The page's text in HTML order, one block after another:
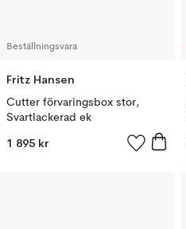
Beställningsvara
Fritz Hansen
Cutter förvaringsbox stor,
Svartlackerad ek
1 895 kr